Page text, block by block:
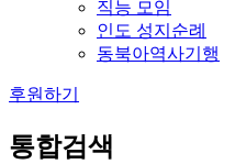
직능 모임
인도 성지순례
동북아역사기행
후원하기
통합검색